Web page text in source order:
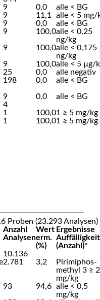
9 0,0
alle < BG
9 11,1
alle < 5 mg/
9 0,0
alle < BG
9 100,0alle < 0,25
ng/kg
9 100,0alle < 0,175
ng/kg
9 100,0alle < 5 µg/
25 0,0
alle negativ
198 0,0
alle < BG
9 0,0
alle < BG
4
1 100,01 ≥ 5 mg/kg
1 100,01 ≥ 5 mg/kg
Proben (23.293 Analysen)
Anzahl
Analysen
Wert
erm.
(%)
Ergebnisse
(Anzahl)*
10.136
2.781 3,2
Pirimiphos-
methyl 3 ≥
mg/kg
93 94,6 alle < 0,5
mg/kg